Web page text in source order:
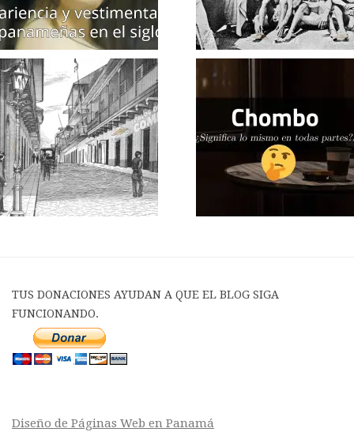
TUS DONACIONES AYUDAN A QUE EL BLOG SIGA
FUNCIONANDO.
Diseño de Páginas Web en Panamá